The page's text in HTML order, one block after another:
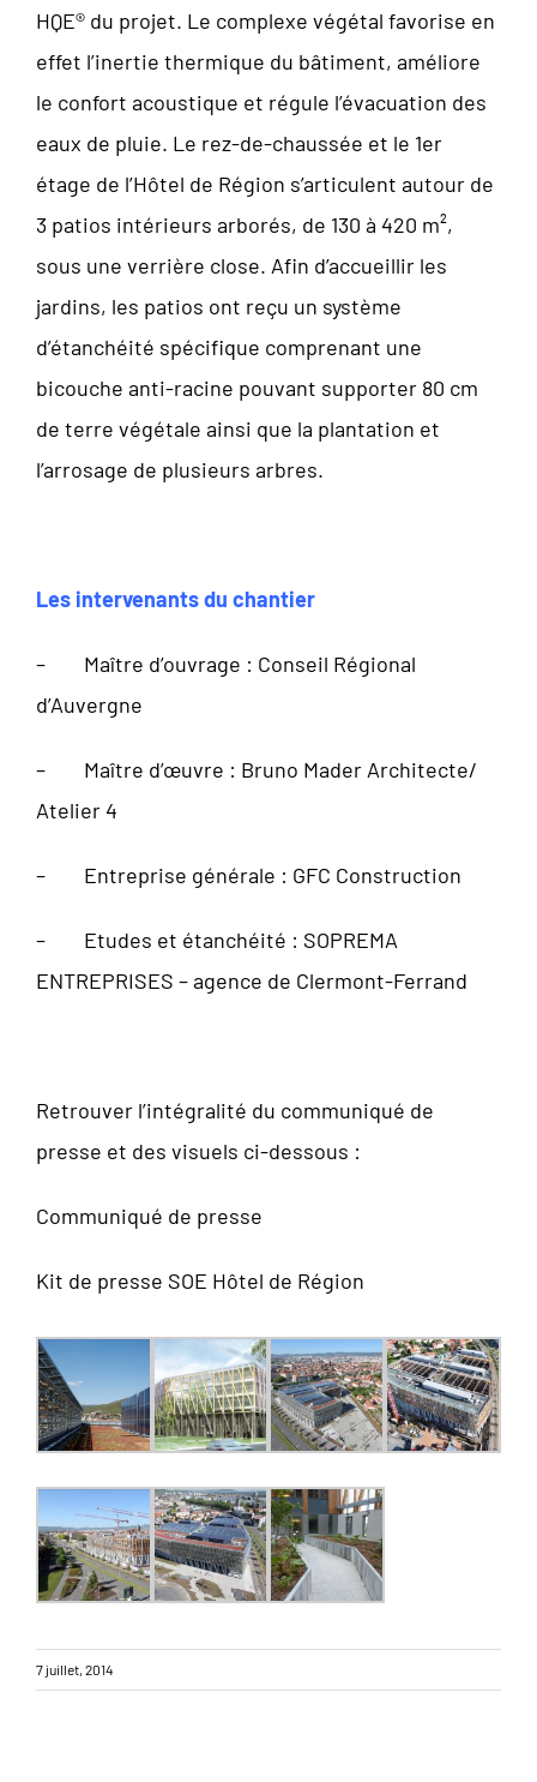
HQE® du projet. Le complexe végétal favorise en
effet l’inertie thermique du bâtiment, améliore
le confort acoustique et régule l’évacuation des
eaux de pluie. Le rez-de-chaussée et le 1er
étage de l’Hôtel de Région s’articulent autour de
3 patios intérieurs arborés, de 130 à 420 m²,
sous une verrière close. Afin d’accueillir les
jardins, les patios ont reçu un système
d’étanchéité spécifique comprenant une
bicouche anti-racine pouvant supporter 80 cm
de terre végétale ainsi que la plantation et
l’arrosage de plusieurs arbres.
Les intervenants du chantier
– Maître d’ouvrage : Conseil Régional
d’Auvergne
– Maître d’œuvre : Bruno Mader Architecte/
Atelier 4
– Entreprise générale : GFC Construction
– Etudes et étanchéité : SOPREMA
ENTREPRISES – agence de Clermont-Ferrand
Retrouver l’intégralité du communiqué de
presse et des visuels ci-dessous :
Communiqué de presse
Kit de presse SOE Hôtel de Région
7 juillet, 2014